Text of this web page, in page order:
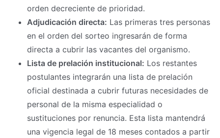
orden decreciente de prioridad.
Adjudicación directa: Las primeras tres personas
en el orden del sorteo ingresarán de forma
directa a cubrir las vacantes del organismo.
Lista de prelación institucional: Los restantes
postulantes integrarán una lista de prelación
oficial destinada a cubrir futuras necesidades de
personal de la misma especialidad o
sustituciones por renuncia. Esta lista mantendrá
una vigencia legal de 18 meses contados a partir